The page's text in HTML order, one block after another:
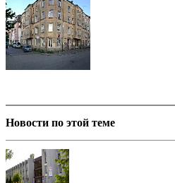
Новости по этой теме